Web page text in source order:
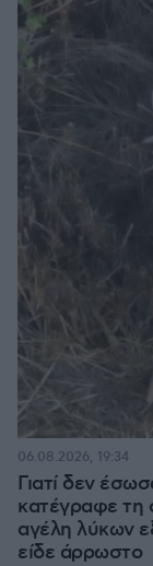
Γιατί δεν
κατέγραφε τη
αγέλη λύκων
είδε άρρωστο
06.08.2026, 19:34